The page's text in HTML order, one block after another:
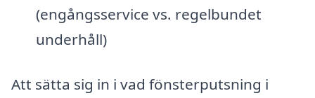
(engångsservice vs. regelbundet
underhåll)
Att sätta sig in i vad fönsterputsning i